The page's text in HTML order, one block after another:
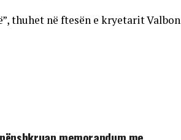
thuhet në ftesën e kryetarit Valbon